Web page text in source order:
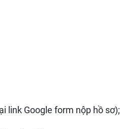
link Google form nộp hồ sơ);